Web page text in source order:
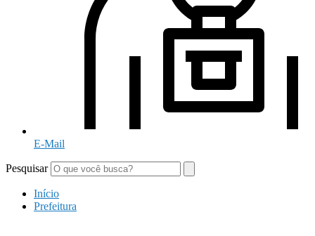
E-Mail
Pesquisar
Início
Prefeitura